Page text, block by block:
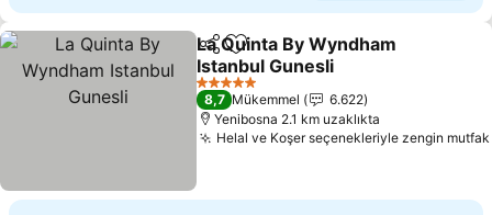
PaylaşFavorilerime ekle
La Quinta By Wyndham
Istanbul Gunesli
Fiyatları görün
5 Yıldız
8,7 Mükemmel
6.622
Yenibosna 2.1 km uzaklıkta
Helal ve Koşer seçenekleriyle zengin mutfak